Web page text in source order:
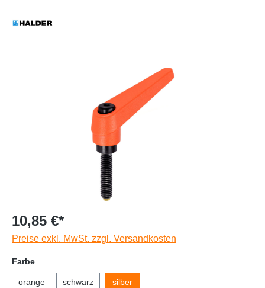
10,85 €*
Preise exkl. MwSt. zzgl. Versandkosten
Farbe
orange schwarz silber